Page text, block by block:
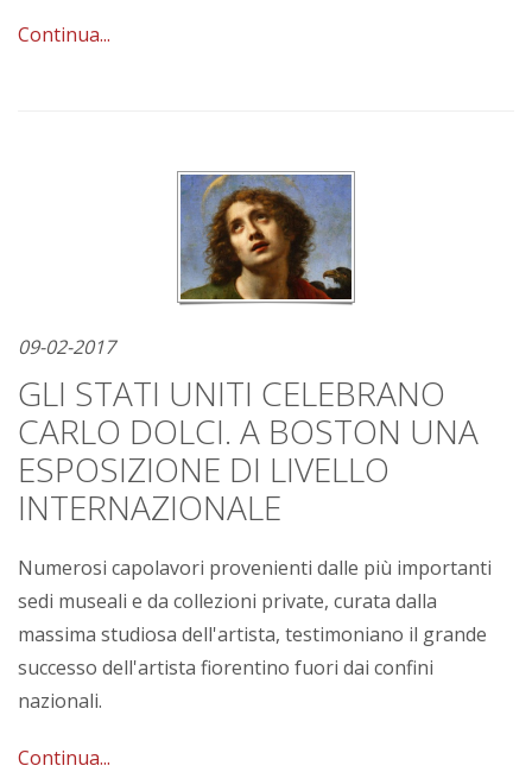
Continua...
09-02-2017
GLI STATI UNITI CELEBRANO
CARLO DOLCI. A BOSTON UNA
ESPOSIZIONE DI LIVELLO
INTERNAZIONALE
Numerosi capolavori provenienti dalle più importanti
sedi museali e da collezioni private, curata dalla
massima studiosa dell'artista, testimoniano il grande
successo dell'artista fiorentino fuori dai confini
nazionali.
Continua...